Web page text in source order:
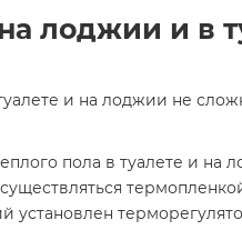
лоджии и в
и на лоджии не
пола в туалете и на
установлен